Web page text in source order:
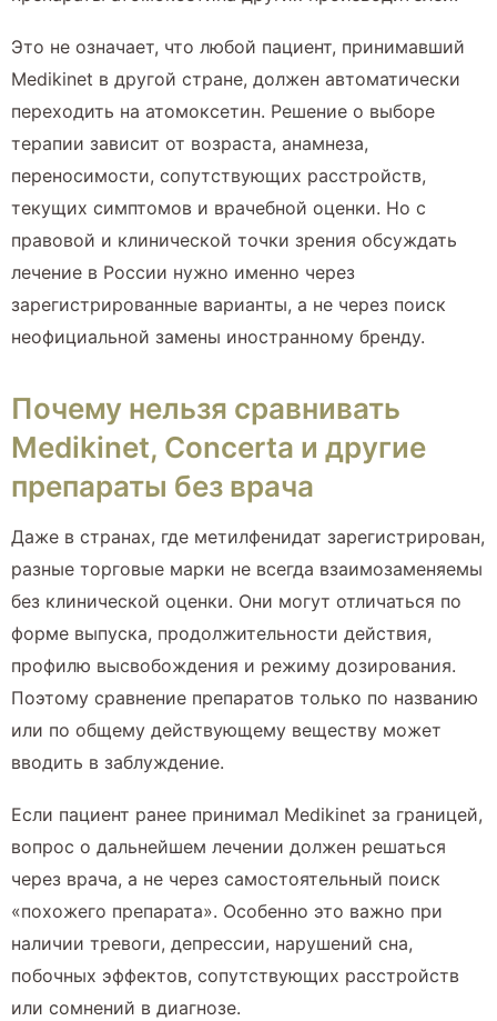
Это не означает, что любой пациент, принимавший
Medikinet в другой стране, должен автоматически
переходить на атомоксетин. Решение о выборе
терапии зависит от возраста, анамнеза,
переносимости, сопутствующих расстройств,
текущих симптомов и врачебной оценки. Но с
правовой и клинической точки зрения обсуждать
лечение в России нужно именно через
зарегистрированные варианты, а не через поиск
неофициальной замены иностранному бренду.
Почему нельзя сравнивать
Medikinet, Concerta и другие
препараты без врача
Даже в странах, где метилфенидат зарегистрирован,
разные торговые марки не всегда взаимозаменяемы
без клинической оценки. Они могут отличаться по
форме выпуска, продолжительности действия,
профилю высвобождения и режиму дозирования.
Поэтому сравнение препаратов только по названию
или по общему действующему веществу может
вводить в заблуждение.
Если пациент ранее принимал Medikinet за границей,
вопрос о дальнейшем лечении должен решаться
через врача, а не через самостоятельный поиск
«похожего препарата». Особенно это важно при
наличии тревоги, депрессии, нарушений сна,
побочных эффектов, сопутствующих расстройств
или сомнений в диагнозе.